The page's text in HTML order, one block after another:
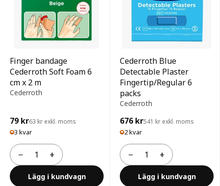
Finger bandage
Cederroth Soft Foam 6
cm x 2 m
Cederroth
79 kr63 kr exkl. moms
3 kvar
−
Antal +
Lägg i kundvagn
Cederroth Blue
Detectable Plaster
Fingertip/Regular 6
packs
Cederroth
676 kr541 kr exkl. moms
2 kvar
−
Antal +
Lägg i kundvagn